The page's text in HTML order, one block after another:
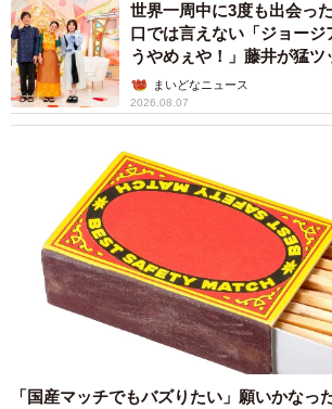
世界一周中に3度も出会っ
口では言えない「ジョージ
うやめぇや！」藤井が猛
ん】まいどなニュース
2026.08.07
「国産マッチでもバズりたい」願いかなっ